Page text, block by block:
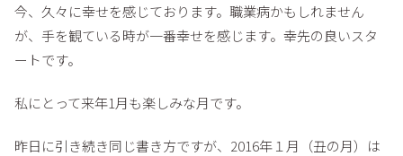
今、久々に幸せを感じております。職業病かもしれません
が、手を観ている時が一番幸せを感じます。幸先の良いスタ
ートです。
私にとって来年1月も楽しみな月です。
昨日に引き続き同じ書き方ですが、2016年１月（丑の月）は